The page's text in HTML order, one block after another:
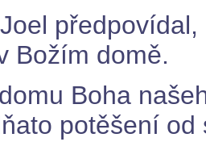
Božím domě.
Boha
potěšení od